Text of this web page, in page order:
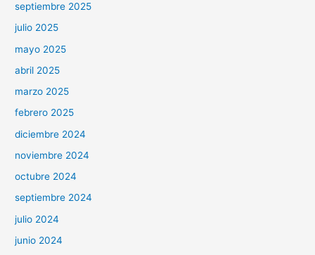
septiembre 2025
julio 2025
mayo 2025
abril 2025
marzo 2025
febrero 2025
diciembre 2024
noviembre 2024
octubre 2024
septiembre 2024
julio 2024
junio 2024